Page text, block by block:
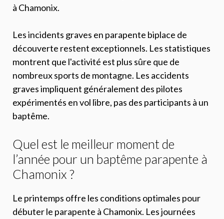
à Chamonix.
Les incidents graves en parapente biplace de
découverte restent exceptionnels. Les statistiques
montrent que l'activité est plus sûre que de
nombreux sports de montagne. Les accidents
graves impliquent généralement des pilotes
expérimentés en vol libre, pas des participants à un
baptême.
Quel est le meilleur moment de
l’année pour un baptême parapente à
Chamonix ?
Le printemps offre les conditions optimales pour
débuter le parapente à Chamonix. Les journées